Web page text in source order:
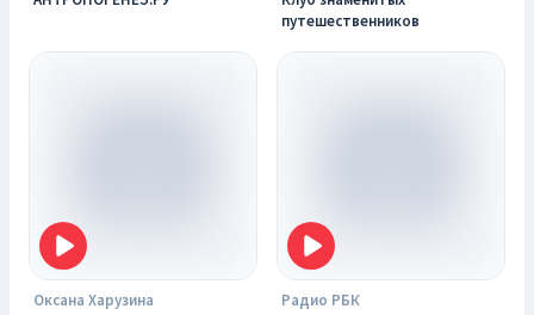
путешественников
Оксана Харузина
Радио РБК